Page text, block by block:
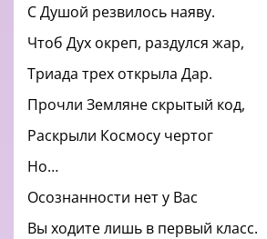
С Душой резвилось наяву.
Чтоб Дух окреп, раздулся жар,
Триада трех открыла Дар.
Прочли Земляне скрытый код,
Раскрыли Космосу чертог
Но…
Осознанности нет у Вас
Вы ходите лишь в первый класс.